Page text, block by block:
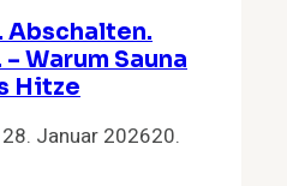
Abschalten.
Warum Sauna
Hitze
28. Januar 202620.